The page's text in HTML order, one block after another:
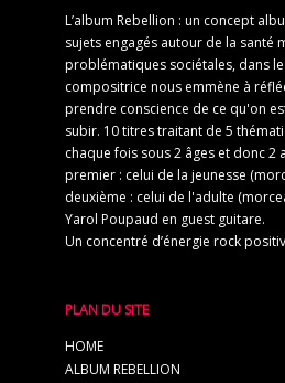
L’album Rebellion : un concept
sujets engagés autour de la santé
problématiques sociétales, dans
compositrice nous emmène à
prendre conscience de ce qu'on
subir. 10 titres traitant de 5
chaque fois sous 2 âges et donc 2
premier : celui de la jeunesse
deuxième : celui de l'adulte
Yarol Poupaud en guest guitare.
Un concentré d’énergie rock
PLAN DU SITE
HOME
ALBUM REBELLION